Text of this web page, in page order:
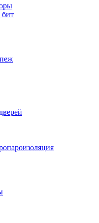
бит